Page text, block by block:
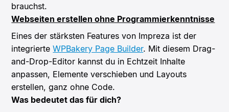
brauchst.
Webseiten erstellen ohne Programmierkenntnisse
Eines der stärksten Features von Impreza ist der
integrierteWPBakery Page Builder. Mit diesem Drag-
and-Drop-Editor kannst du in Echtzeit Inhalte
anpassen, Elemente verschieben und Layouts
erstellen, ganz ohne Code.
Was bedeutet das für dich?